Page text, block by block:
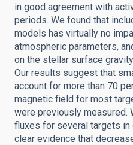
in good agreement with
periods. We found that
models has virtually no
atmospheric parameters,
on the stellar surface
Our results suggest that
account for more than 70
magnetic field for most
were previously measured.
fluxes for several targets in
clear evidence that